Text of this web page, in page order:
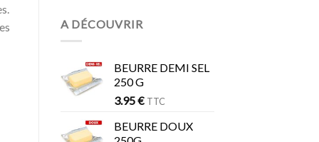
A DÉCOUVRIR
BEURRE DEMI SEL
250 G
3.95€ TTC
BEURRE DOUX